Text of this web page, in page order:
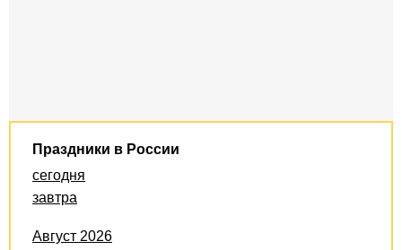
Праздники в России
сегодня
завтра
Август 2026